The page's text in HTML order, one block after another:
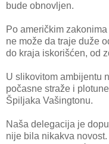
bude obnovljen.
Po američkim
ne može da traje duže
do kraja iskorišćen, od
U slikovitom ambijentu
počasne straže i
Špiljaka Vašingtonu.
Naša delegacija je
nije bila nikakva